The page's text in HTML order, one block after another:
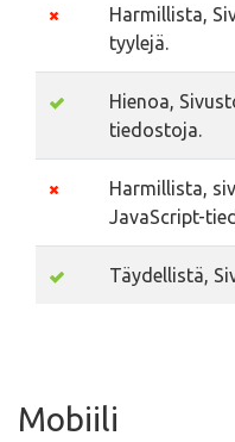
Harmillista,
tyylejä.
Hienoa,
tiedostoja.
Harmillista,
JavaScript-
Täydellistä,
Mobiili